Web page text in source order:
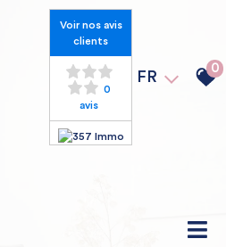
Voir nos avis
clients
0
avis
FR
0